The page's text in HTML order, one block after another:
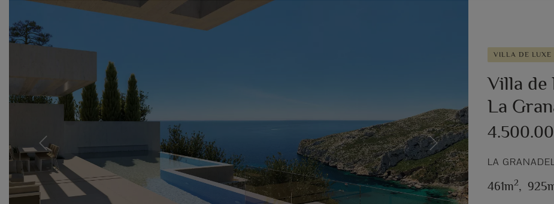
Previous Next
VILLA DE LUXE
Villa de
La
LA
461m2,